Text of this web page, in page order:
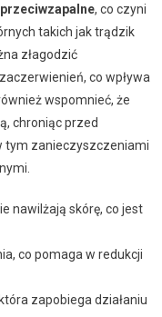
przeciwzapalne, co czyni
takich jak trądzik
złagodzić
co wpływa
wspomnieć, że
chroniąc przed
tym zanieczyszczeniami
nawilżają skórę, co jest
co pomaga w redukcji
zapobiega działaniu